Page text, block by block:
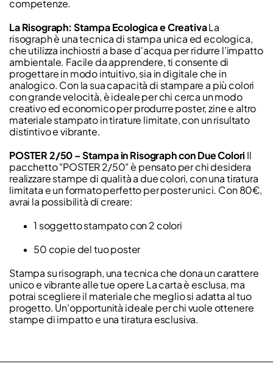
competenze.
La Risograph: Stampa Ecologica e CreativaLa
risograph è una tecnica di stampa unica ed ecologica,
che utilizza inchiostri a base d'acqua per ridurre l’impatto
ambientale. Facile da apprendere, ti consente di
progettare in modo intuitivo, sia in digitale che in
analogico. Con la sua capacità di stampare a più colori
con grande velocità, è ideale per chi cerca un modo
creativo ed economico per produrre poster, zine e altro
materiale stampato in tirature limitate, con un risultato
distintivo e vibrante.
POSTER 2/50 – Stampa in Risograph con Due Colori Il
pacchetto "POSTER 2/50" è pensato per chi desidera
realizzare stampe di qualità a due colori, con una tiratura
limitata e un formato perfetto per poster unici. Con 80€,
avrai la possibilità di creare:
1 soggetto stampato con 2 colori
50 copie del tuo poster
Stampa su risograph, una tecnica che dona un carattere
unico e vibrante alle tue opere La carta è esclusa, ma
potrai scegliere il materiale che meglio si adatta al tuo
progetto. Un'opportunità ideale per chi vuole ottenere
stampe di impatto e una tiratura esclusiva.